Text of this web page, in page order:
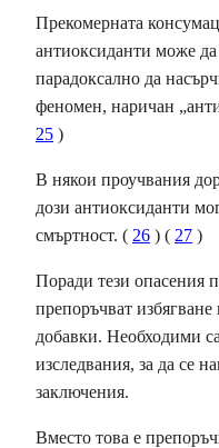
Прекомерната
антиоксиданти може
парадоксално да
феномен, наричан
25 )
В някои проучвания
дози антиоксиданти
смъртност. ( 26 ) ( 27 )
Поради тези опасения
препоръчват
добавки. Необходими
изследвания, за да се
заключения.
Вместо това е